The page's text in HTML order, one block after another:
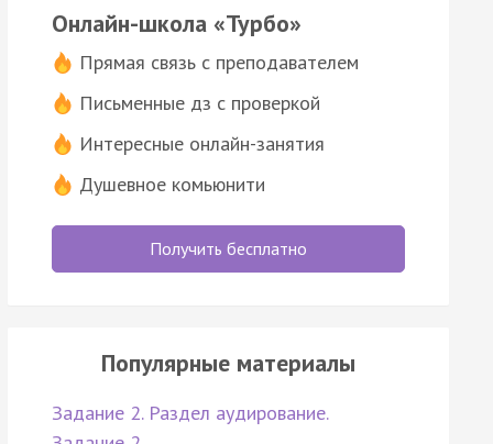
Онлайн-школа «Турбо»
Прямая связь с преподавателем
Письменные дз с проверкой
Интересные онлайн-занятия
Душевное комьюнити
Получить бесплатно
Популярные материалы
Задание 2. Раздел аудирование.